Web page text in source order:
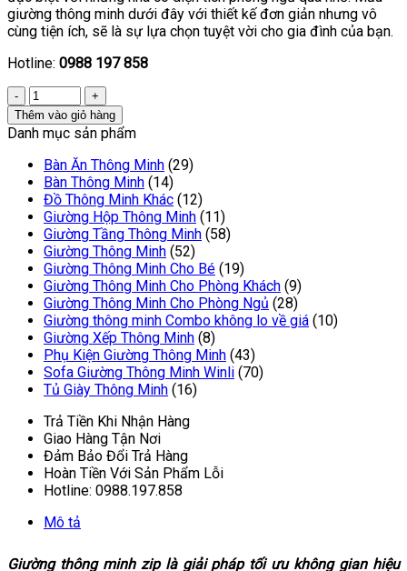
giường thông minh dưới đây với thiết kế đơn giản nhưng vô
cùng tiện ích, sẽ là sự lựa chọn tuyệt vời cho gia đình của bạn.
Hotline: 0988 197 858
Thêm vào giỏ hàng
Danh mục sản phẩm
Bàn Ăn Thông Minh (29)
Bàn Thông Minh (14)
Đồ Thông Minh Khác (12)
Giường Hộp Thông Minh (11)
Giường Tầng Thông Minh (58)
Giường Thông Minh (52)
Giường Thông Minh Cho Bé (19)
Giường Thông Minh Cho Phòng Khách (9)
Giường Thông Minh Cho Phòng Ngủ (28)
Giường thông minh Combo không lo về giá (10)
Giường Xếp Thông Minh (8)
Phụ Kiện Giường Thông Minh (43)
Sofa Giường Thông Minh Winli (70)
Tủ Giày Thông Minh (16)
Trả Tiền Khi Nhận Hàng
Giao Hàng Tận Nơi
Đảm Bảo Đổi Trả Hàng
Hoàn Tiền Với Sản Phẩm Lỗi
Hotline: 0988.197.858
Mô tả
Giường thông minh ziplà giải pháp tối ưu không gian hiệu